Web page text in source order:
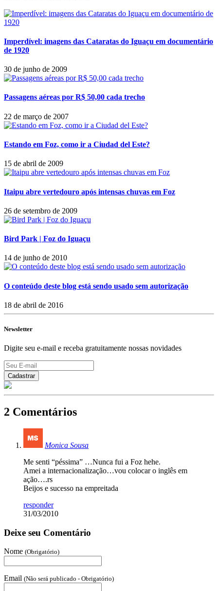
Imperdível: imagens das Cataratas do Iguaçu em documentário
de 1920
30 de junho de 2009
Passagens aéreas por R$ 50,00 cada trecho
22 de março de 2007
Estando em Foz, como ir a Ciudad del Este?
15 de abril de 2009
Itaipu abre vertedouro após intensas chuvas em Foz
26 de setembro de 2009
Bird Park | Foz do Iguaçu
14 de junho de 2010
O conteúdo deste blog está sendo usado sem autorização
18 de abril de 2016
Newsletter
Digite seu e-mail e receba gratuitamente nossas novidades
2 Comentários
Monica Sousa
Me senti “péssima” …Nunca fui a Foz hehe.
Amei a internacionalização…vou colocar o inglês em
ação….rs
Beijos e sucesso na empreitada
responder
31/03/2010
Deixe seu Comentário
Nome (Obrigatório)
Email (Não será publicado - Obrigatório)